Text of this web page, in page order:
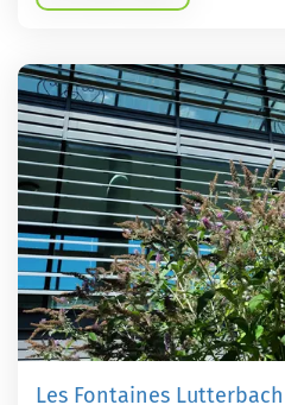
Les Fontaines Lutterbach